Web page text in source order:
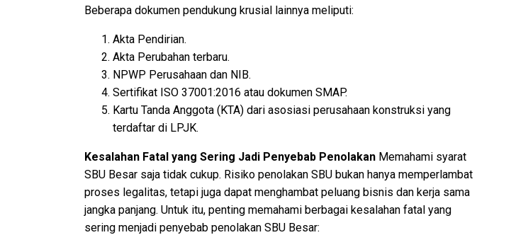
Beberapa dokumen pendukung krusial lainnya meliputi:
Akta Pendirian.
Akta Perubahan terbaru.
NPWP Perusahaan dan NIB.
Sertifikat ISO 37001:2016 atau dokumen SMAP.
Kartu Tanda Anggota (KTA) dari asosiasi perusahaan konstruksi yang
terdaftar di LPJK.
Kesalahan Fatal yang Sering Jadi Penyebab Penolakan Memahami syarat
SBU Besar saja tidak cukup. Risiko penolakan SBU bukan hanya memperlambat
proses legalitas, tetapi juga dapat menghambat peluang bisnis dan kerja sama
jangka panjang. Untuk itu, penting memahami berbagai kesalahan fatal yang
sering menjadi penyebab penolakan SBU Besar: